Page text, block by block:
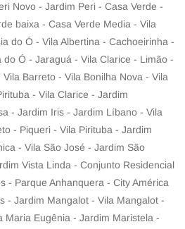
Novo - Jardim Peri - Casa Verde -
baixa - Casa Verde Media - Vila
do Ó - Vila Albertina - Cachoeirinha -
Ó - Jaraguá - Vila Clarice - Limão -
Barreto - Vila Bonilha Nova - Vila
- Vila Clarice - Jardim
- Jardim Iris - Jardim Líbano - Vila
- Piqueri - Vila Pirituba - Jardim
- Vila São José - Jardim São
Vista Linda - Conjunto Residencial
- Parque Anhanquera - City América
- Jardim Mangalot - Vila Mangalot -
Maria Eugênia - Jardim Maristela -